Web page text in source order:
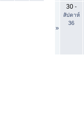
»
30-
สัปดาห์
36